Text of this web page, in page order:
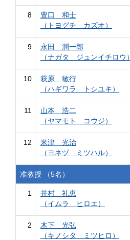
8
豊口 和士
（トヨグチ カズオ）
9
永田 潤一郎
（ナガタ ジュンイチロウ）
10
萩原 敏行
（ハギワラ トシユキ）
11
山本 浩二
（ヤマモト コウジ）
12
米津 光治
（ヨネヅ ミツハル）
准教授 （5名）
1
井村 礼恵
（イムラ ヒロエ）
2
木下 光弘
（キノシタ ミツヒロ）